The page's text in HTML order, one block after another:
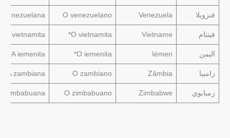
فنزويلا Venezuela
O venezuelano
venezuelana
فيتنام Vietname
O vietnamita*
A vietnamita*
اليمن Iémen
O iemenita*
A iemenita*
زامبيا Zâmbia
O zambiano
A zambiana
زمبابوي Zimbabwe
O zimbabuano
zimbabuana